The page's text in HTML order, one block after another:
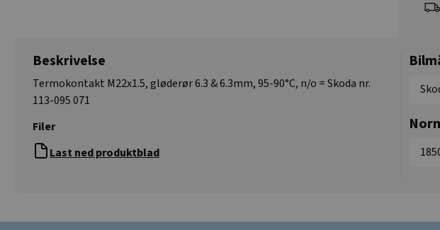
Beskrivelse
Termokontakt M22x1.5, gløderør 6.3 & 6.3mm, 95-90°C, n/o = Skoda nr.
113-095 071
Filer
Last ned produktblad